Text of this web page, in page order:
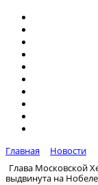
Главная
Новости
Глава Московской
выдвинута на